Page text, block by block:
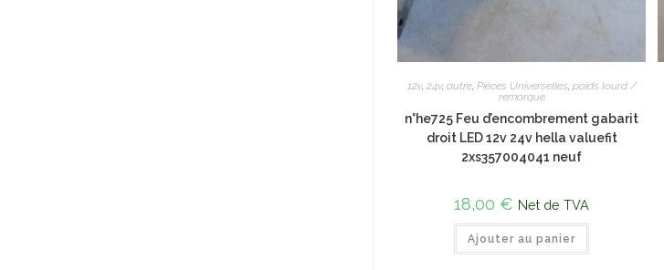
12v, 24v, autre, Pièces Universelles, poids lourd /
remorque
n°he725 Feu d’encombrement gabarit
droit LED 12v 24v hella valuefit
2xs357004041 neuf
18,00 € Net de TVA
Ajouter au panier